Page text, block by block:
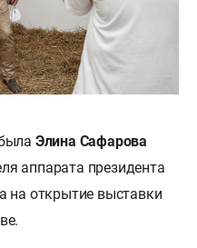
Элина Сафарова
аппарата президента
на открытие выставки